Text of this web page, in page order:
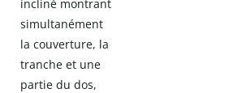
incliné montrant
simultanément
la couverture, la
tranche et une
partie du dos,